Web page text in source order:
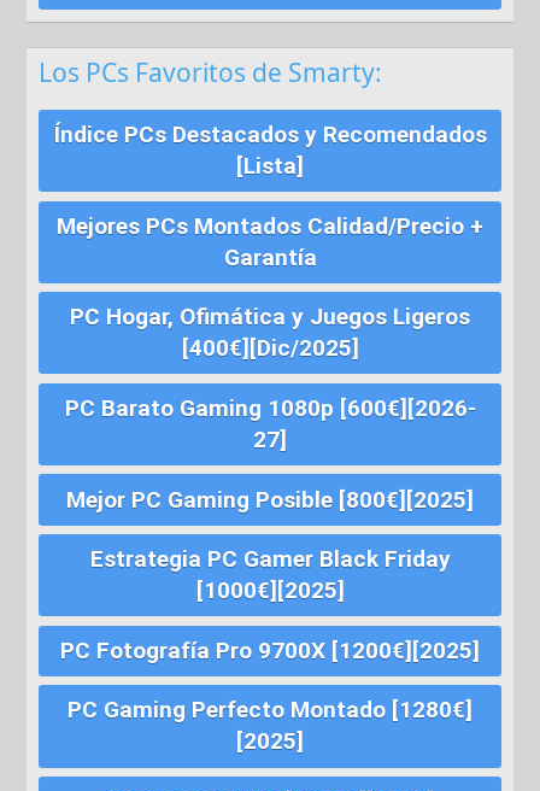
Los PCs Favoritos de Smarty:
Índice PCs Destacados y Recomendados
[Lista]
Mejores PCs Montados Calidad/Precio +
Garantía
PC Hogar, Ofimática y Juegos Ligeros
[400€][Dic/2025]
PC Barato Gaming 1080p [600€][2026-
27]
Mejor PC Gaming Posible [800€][2025]
Estrategia PC Gamer Black Friday
[1000€][2025]
PC Fotografía Pro 9700X [1200€][2025]
PC Gaming Perfecto Montado [1280€]
[2025]